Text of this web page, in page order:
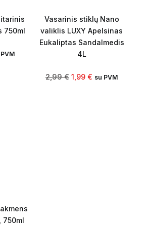
750ml
Vasarinis stiklų Nano
valiklis LUXY Apelsinas
Eukaliptas Sandalmedis
4L
2,99€ 1,99 € su PVM
750ml